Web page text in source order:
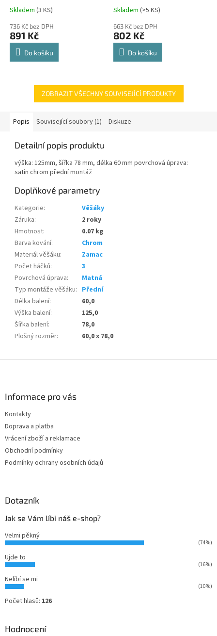
Comfort Spin 360° otočná
police 8kg
Průměrné
produktu
je
4,8
Skladem (3 KS)
736 Kč bez DPH
891 Kč
Do košíku
Průměrné
produktu
je
4,8
Skladem (>5 KS)
663 Kč bez DPH
802 Kč
Do košíku
ZOBRAZIT VŠECHNY SOUVISEJÍCÍ PRODUKTY
Popis Související soubory (1) Diskuze
Detailní popis produktu
výška: 125mm, šířka 78 mm, délka 60 mm povrchová úprava:
satin chrom přední montáž
Doplňkové parametry
Kategorie:
Věšáky
Záruka:
2 roky
Hmotnost:
0.07 kg
Barva kování:
Chrom
Materiál věšáku:
Zamac
Počet háčků:
3
Povrchová úprava:
Matná
Typ montáže věšáku: Přední
Délka balení:
60,0
Výška balení:
125,0
Šířka balení:
78,0
Plošný rozměr: 60,0 x 78,0
Informace pro vás
Kontakty
Doprava a platba
Vrácení zboží a reklamace
Obchodní podmínky
Podmínky ochrany osobních údajů
Dotazník
Jak se Vám líbí náš e-shop?
Velmi pěkný
(74%)
Ujde to
(16%)
Nelíbí se mi
(10%)
Počet hlasů: 126
Hodnocení